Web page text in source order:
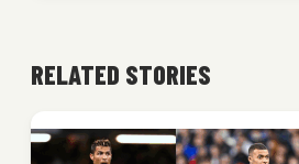
RELATED STORIES